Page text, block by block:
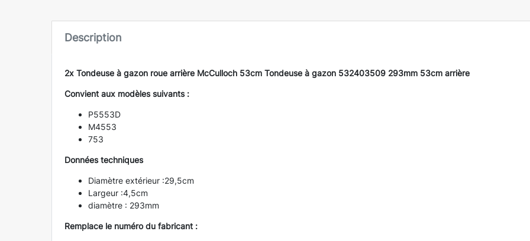
Description
2x Tondeuse à gazon roue arrière McCulloch 53cm Tondeuse à gazon 532403509 293mm 53cm arrière
Convient aux modèles suivants :
P5553D
M4553
753
Données techniques
Diamètre extérieur :29,5cm
Largeur :4,5cm
diamètre : 293mm
Remplace le numéro du fabricant :